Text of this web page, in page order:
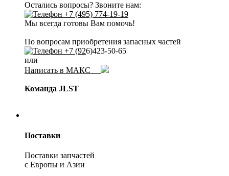
Остались вопросы? Звоните нам:
+7 (495) 774-19-19
Мы всегда готовы Вам помочь!
По вопросам приобретения запасных частей
+7 (926)423-50-65
или
Написать в МАКС
Команда JLST
Поставки
Поставки запчастей
с Европы и Азии